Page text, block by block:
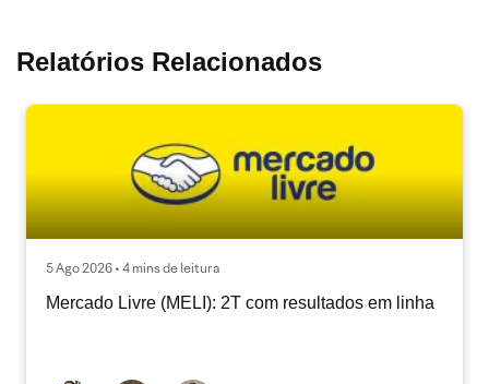
Relatórios Relacionados
5 Ago 2026 • 4 mins de leitura
Mercado Livre (MELI): 2T com resultados em linha